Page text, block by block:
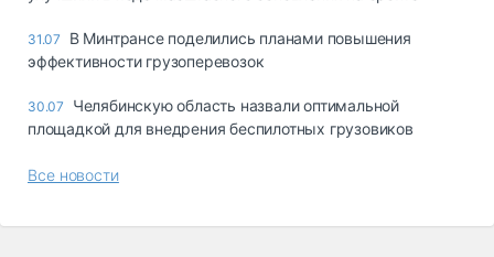
31.07
В Минтрансе поделились планами повышения
эффективности грузоперевозок
30.07
Челябинскую область назвали оптимальной
площадкой для внедрения беспилотных грузовиков
Все новости